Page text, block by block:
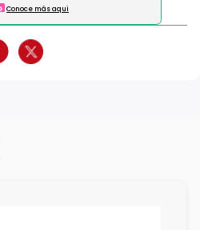
Conoce más aqui